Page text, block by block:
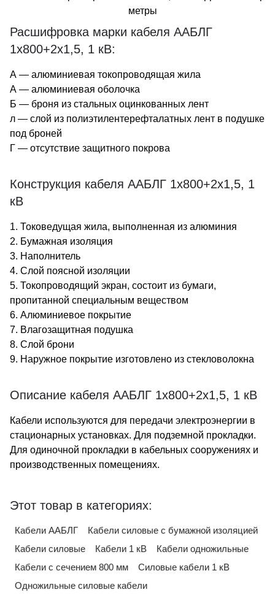
метры
Расшифровка марки кабеля ААБЛГ
1х800+2х1,5, 1 кВ:
А — алюминиевая токопроводящая жила
А — алюминиевая оболочка
Б — броня из стальных оцинкованных лент
л — слой из полиэтилентерефталатных лент в подушке
под броней
Г — отсутствие защитного покрова
Конструкция кабеля ААБЛГ 1х800+2х1,5, 1
кВ
1. Токоведущая жила, выполненная из алюминия
2. Бумажная изоляция
3. Наполнитель
4. Слой поясной изоляции
5. Токопроводящий экран, состоит из бумаги,
пропитанной специальным веществом
6. Алюминиевое покрытие
7. Влагозащитная подушка
8. Слой брони
9. Наружное покрытие изготовлено из стекловолокна
Описание кабеля ААБЛГ 1х800+2х1,5, 1 кВ
Кабели используются для передачи электроэнергии в
стационарных установках. Для подземной прокладки.
Для одиночной прокладки в кабельных сооружениях и
производственных помещениях.
Этот товар в категориях:
Кабели ААБЛГ
Кабели силовые с бумажной изоляцией
Кабели силовые
Кабели 1 кВ
Кабели одножильные
Кабели с сечением 800 мм
Силовые кабели 1 кВ
Одножильные силовые кабели